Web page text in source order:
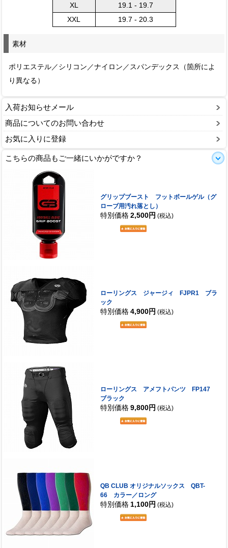
XL
19.1 - 19.7
XXL
19.7 - 20.3
素材
ポリエステル／シリコン／ナイロン／スパンデックス（箇所によ
り異なる）
入荷お知らせメール
商品についてのお問い合わせ
お気に入りに登録
こちらの商品もご一緒にいかがですか？
グリップブースト フットボールゲル（グ
ローブ用汚れ落とし）
特別価格 2,500円 (税込)
ローリングス ジャージィ FJPR1 ブラ
ック
特別価格 4,900円 (税込)
ローリングス アメフトパンツ FP147
ブラック
特別価格 9,800円 (税込)
QB CLUB オリジナルソックス QBT-
66 カラー／ロング
特別価格 1,100円 (税込)